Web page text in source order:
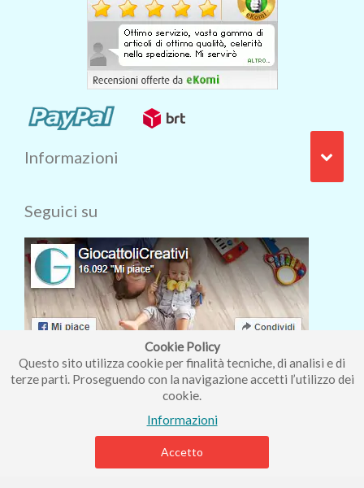
Cookie Policy
Questo sito utilizza cookie per finalità tecniche, di analisi e di
terze parti. Proseguendo con la navigazione accetti l’utilizzo dei
cookie.
Informazioni
Accetto
Informazioni
Seguici su
Iscriviti alla nostra newsletter
Piccolo Mondo di Ferri Roberta - Via Carlo Pisacane 9/11 57025